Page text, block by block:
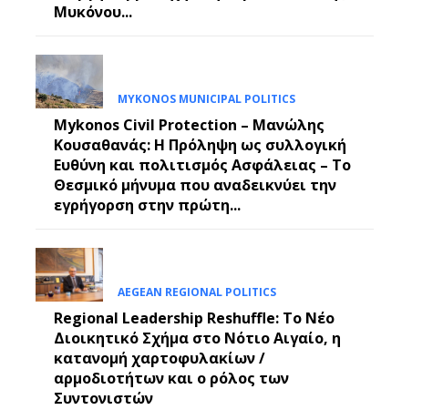
Μυκόνου...
MYKONOS MUNICIPAL POLITICS
Mykonos Civil Protection – Μανώλης
Κουσαθανάς: Η Πρόληψη ως συλλογική
Ευθύνη και πολιτισμός Ασφάλειας – Το
Θεσμικό μήνυμα που αναδεικνύει την
εγρήγορση στην πρώτη...
AEGEAN REGIONAL POLITICS
Regional Leadership Reshuffle: Το Νέο
Διοικητικό Σχήμα στο Νότιο Αιγαίο, η
κατανομή χαρτοφυλακίων /
αρμοδιοτήτων και ο ρόλος των
Συντονιστών